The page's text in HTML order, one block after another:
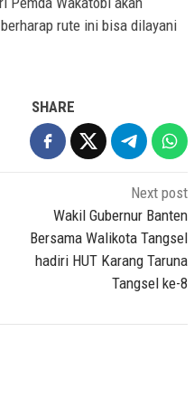
rute ini bisa dilayani
SHARE
Next post
Wakil Gubernur Banten
Bersama Walikota Tangsel
hadiri HUT Karang Taruna
Tangsel ke-8